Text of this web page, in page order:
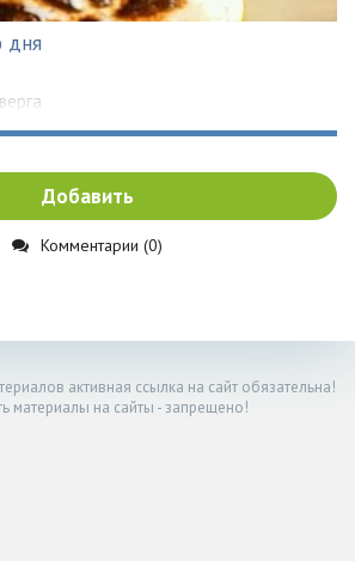
дня
Добавить
Комментарии (0)
активная ссылка на сайт обязательна!
материалы на сайты - запрещено!